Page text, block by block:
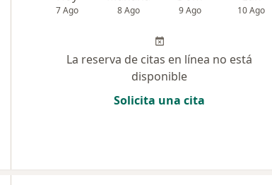
7 Ago 8 Ago 9 Ago 10 Ago
La reserva de citas en línea no está
disponible
Solicita una cita